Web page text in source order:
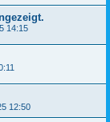
14:15
12:50